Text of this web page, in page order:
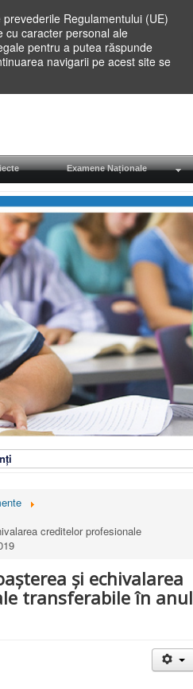
Regulamentului (UE)
cu caracter personal ale
pentru a putea răspunde
navigarii pe acest site se
Examene Naționale
creditelor profesionale
și echivalarea
transferabile în anul